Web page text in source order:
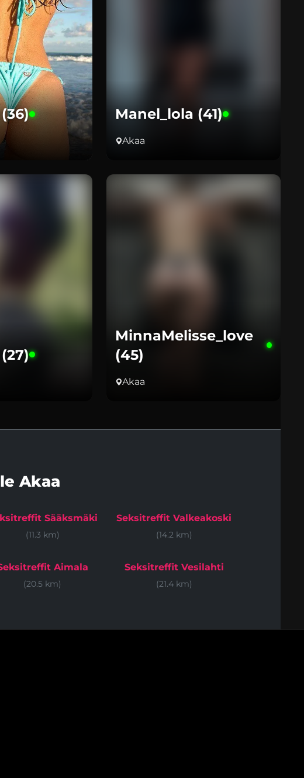
Manel_lola (41)
Akaa
MinnaMelisse_love
(45)
Akaa
Akaa
Sääksmäki
(11.3 km)
Seksitreffit Valkeakoski
(14.2 km)
Aimala
(20.5 km)
Seksitreffit Vesilahti
(21.4 km)